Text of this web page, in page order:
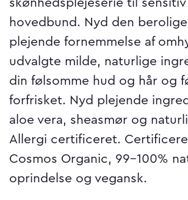
skønhedsplejeserie til
hovedbund. Nyd den
plejende fornemmelse af
udvalgte milde, naturlige
din følsomme hud og hår og
forfrisket. Nyd plejende
aloe vera, sheasmør og
Allergi certificeret.
Cosmos Organic, 99-100%
oprindelse og vegansk.